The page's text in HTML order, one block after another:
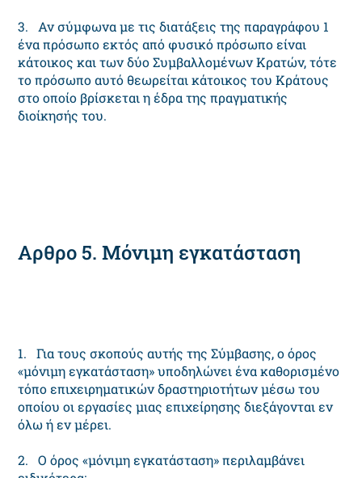
3. Αν σύμφωνα με τις διατάξεις της παραγράφου 1
ένα πρόσωπο εκτός από φυσικό πρόσωπο είναι
κάτοικος και των δύο Συμβαλλομένων Κρατών, τότε
το πρόσωπο αυτό θεωρείται κάτοικος του Κράτους
στο οποίο βρίσκεται η έδρα της πραγματικής
διοίκησής του.
Αρθρο 5. Μόνιμη εγκατάσταση
1. Για τους σκοπούς αυτής της Σύμβασης, ο όρος
«μόνιμη εγκατάσταση» υποδηλώνει ένα καθορισμένο
τόπο επιχειρηματικών δραστηριοτήτων μέσω του
οποίου οι εργασίες μιας επιχείρησης διεξάγονται εν
όλω ή εν μέρει.
2. Ο όρος «μόνιμη εγκατάσταση» περιλαμβάνει